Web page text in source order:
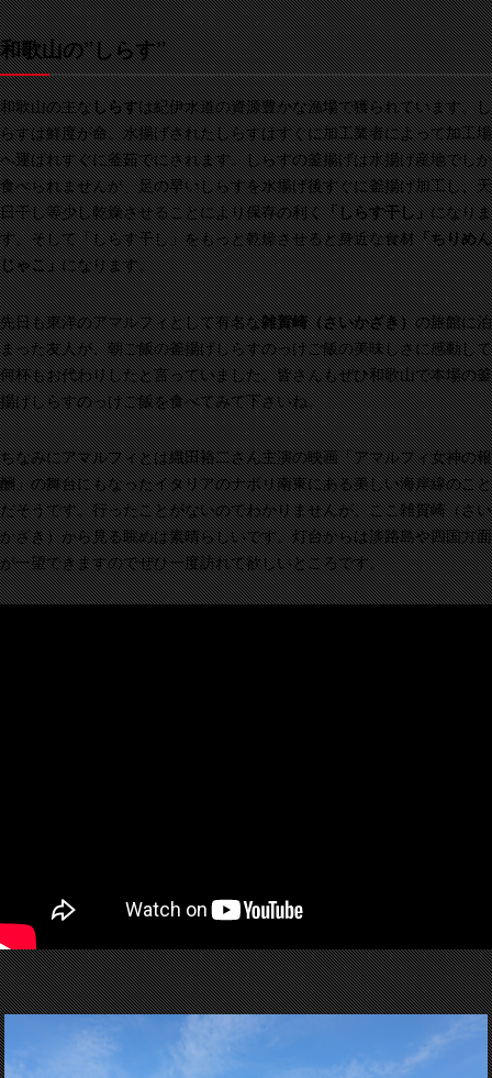
和歌山の”しらす”
和歌山の主なしらすは紀伊水道の資源豊かな漁場で獲られています。し
らすは鮮度が命。水揚げされたしらすはすぐに加工業者によって加工場
へ運ばれすぐに釜茹でにされます。しらすの釜揚げは水揚げ産地でしか
食べられませんが、足の早いしらすを水揚げ後すぐに釜揚げ加工し、天
日干し等少し乾燥させることにより保存の利く「しらす干し」になりま
す。そして「しらす干し」をもっと乾燥させると身近な食材「ちりめん
じゃこ」になります。
先日も東洋のアマルフィとして有名な雑賀崎（さいかざき）の旅館に泊
まった友人が、朝ご飯の釜揚げしらすのっけご飯の美味しさに感動して
何杯もお代わりしたと言っていました。皆さんもぜひ和歌山で本場の釜
揚げしらすのっけご飯を食べてみて下さいね。
ちなみにアマルフィとは織田裕二さん主演の映画「アマルフィ女神の報
酬」の舞台にもなったイタリアのナポリ南東にある美しい海岸線のこと
だそうです。行ったことがないのでわかりませんが、ここ雑賀崎（さい
かざき）から見る眺めは素晴らしいです。灯台からは淡路島や四国方面
が一望できますのでぜひ一度訪れて欲しいところです。